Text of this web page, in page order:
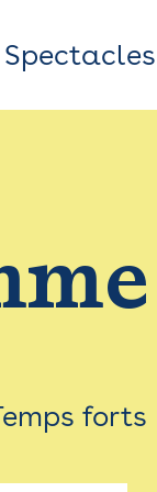
Top
Bar
Menu
Spectacles
forts